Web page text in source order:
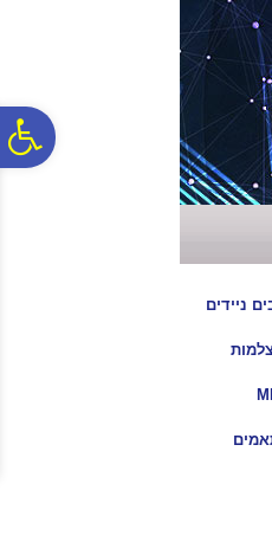
נגישות
אתר
ניידים